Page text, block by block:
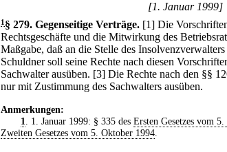
[1. Januar 1999]
1 § 279. Gegenseitige Verträge. [1] Die
Rechtsgeschäfte und die Mitwirkung des
Maßgabe, daß an die Stelle des
Schuldner soll seine Rechte nach diesen
Sachwalter ausüben. [3] Die Rechte nach den §§
nur mit Zustimmung des Sachwalters ausüben.
Anmerkungen:
1
. 1. Januar 1999: § 335 des Ersten Gesetzes vom
Zweiten Gesetzes vom 5. Oktober 1994